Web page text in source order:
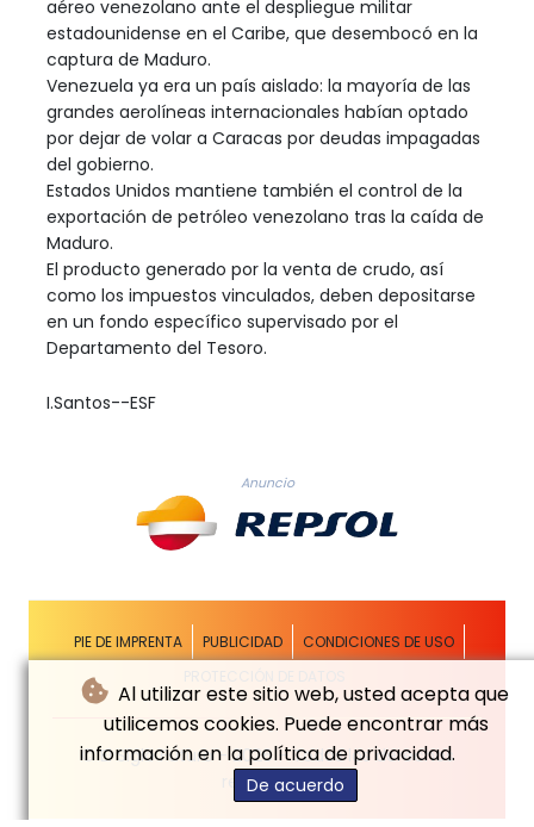
Al utilizar este sitio web, usted acepta que
utilicemos cookies. Puede encontrar más
información en la política de privacidad.
De acuerdo
aéreo venezolano ante el despliegue militar
estadounidense en el Caribe, que desembocó en la
captura de Maduro.
Venezuela ya era un país aislado: la mayoría de las
grandes aerolíneas internacionales habían optado
por dejar de volar a Caracas por deudas impagadas
del gobierno.
Estados Unidos mantiene también el control de la
exportación de petróleo venezolano tras la caída de
Maduro.
El producto generado por la venta de crudo, así
como los impuestos vinculados, deben depositarse
en un fondo específico supervisado por el
Departamento del Tesoro.
I.Santos--ESF
Anuncio
PIE DE IMPRENTA PUBLICIDAD
CONDICIONES DE USO
© El Siglo Futuro - 2026 - Todos los derechos
reservados